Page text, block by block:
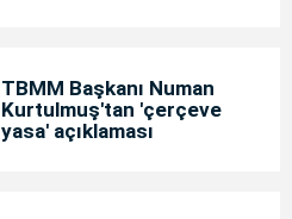
TBMM Başkanı Numan
Kurtulmuş'tan 'çerçeve
yasa' açıklaması